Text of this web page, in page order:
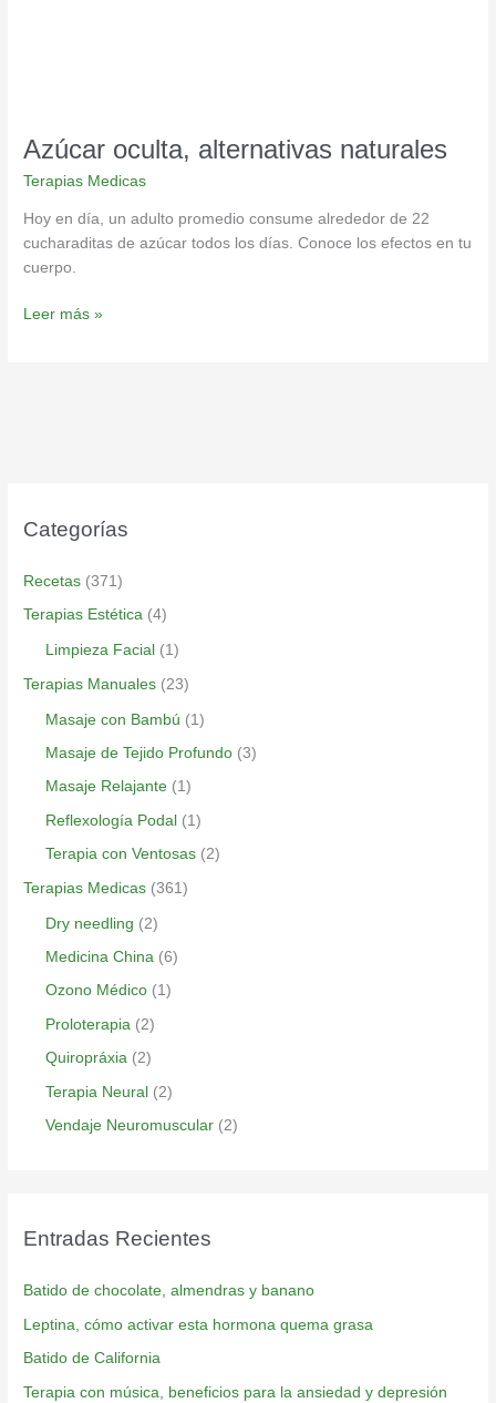
Azúcar oculta, alternativas naturales
Terapias Medicas
Hoy en día, un adulto promedio consume alrededor de 22
cucharaditas de azúcar todos los días. Conoce los efectos en tu
cuerpo.
Leer más »
Categorías
Recetas (371)
Terapias Estética (4)
Limpieza Facial (1)
Terapias Manuales (23)
Masaje con Bambú (1)
Masaje de Tejido Profundo (3)
Masaje Relajante (1)
Reflexología Podal (1)
Terapia con Ventosas (2)
Terapias Medicas (361)
Dry needling (2)
Medicina China (6)
Ozono Médico (1)
Proloterapia (2)
Quiropráxia (2)
Terapia Neural (2)
Vendaje Neuromuscular (2)
Entradas Recientes
Batido de chocolate, almendras y banano
Leptina, cómo activar esta hormona quema grasa
Batido de California
Terapia con música, beneficios para la ansiedad y depresión